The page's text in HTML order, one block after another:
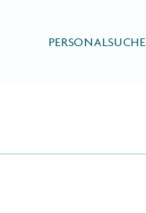
PERSONALSUCHE